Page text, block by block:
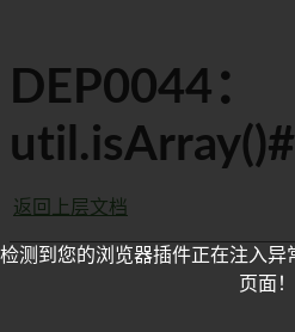
DEP0044：
返回上层文档
检测到您的浏览器插件正在注入
页面！